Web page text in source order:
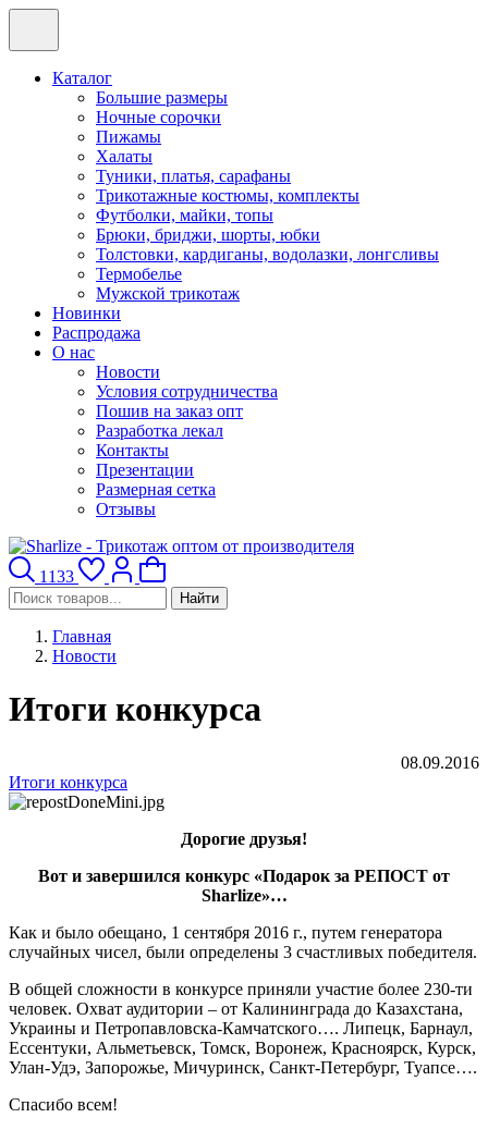
Каталог
Большие размеры
Ночные сорочки
Пижамы
Халаты
Туники, платья, сарафаны
Трикотажные костюмы, комплекты
Футболки, майки, топы
Брюки, бриджи, шорты, юбки
Толстовки, кардиганы, водолазки, лонгсливы
Термобелье
Мужской трикотаж
Новинки
Распродажа
О нас
Новости
Условия сотрудничества
Пошив на заказ опт
Разработка лекал
Контакты
Презентации
Размерная сетка
Отзывы
1133
Найти
Главная
Новости
Итоги конкурса
08.09.2016
Итоги конкурса
Дорогие друзья!
Вот и завершился конкурс «Подарок за РЕПОСТ от
Sharlize»…
Как и было обещано, 1 сентября 2016 г., путем генератора
случайных чисел, были определены 3 счастливых победителя.
В общей сложности в конкурсе приняли участие более 230-ти
человек. Охват аудитории – от Калининграда до Казахстана,
Украины и Петропавловска-Камчатского…. Липецк, Барнаул,
Ессентуки, Альметьевск, Томск, Воронеж, Красноярск, Курск,
Улан-Удэ, Запорожье, Мичуринск, Санкт-Петербург, Туапсе….
Спасибо всем!